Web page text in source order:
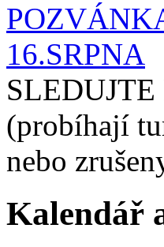
16.SRPNA
(probíhají
nebo
Kalendář